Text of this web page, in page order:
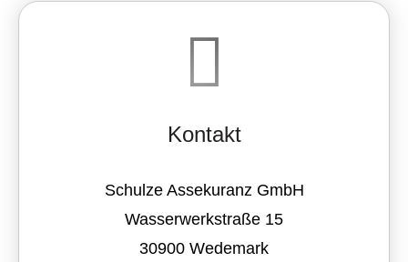
Kontakt
Schulze Assekuranz GmbH
Wasserwerkstraße 15
30900 Wedemark